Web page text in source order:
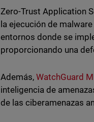
Zero-Trust Application
la ejecución de
entornos donde se
proporcionando una
Además,WatchGuard
inteligencia de
de las ciberamenazas